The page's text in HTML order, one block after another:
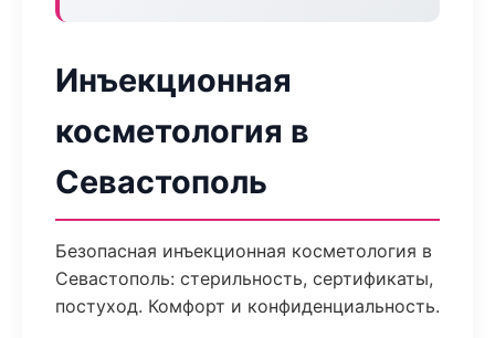
Инъекционная
косметология в
Севастополь
Безопасная инъекционная косметология в
Севастополь: стерильность, сертификаты,
постуход. Комфорт и конфиденциальность.